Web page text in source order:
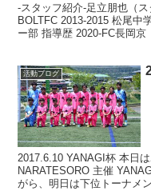
-スタッフ紹介-足立朋也（
BOLTFC 2013-2015 松尾中
ー部 指導歴 2020-FC長岡京
活動ブログ
2017.6.10 YANAGI杯 本日
NARATESORO 主催
がら、明日は下位トーナメ